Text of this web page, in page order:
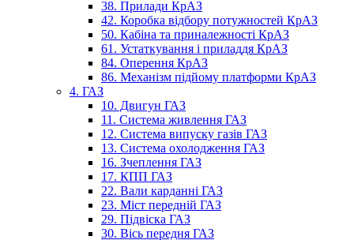
38. Прилади КрАЗ
42. Коробка відбору потужностей КрАЗ
50. Кабіна та приналежності КрАЗ
61. Устаткування і приладдя КрАЗ
84. Оперення КрАЗ
86. Механізм підйому платформи КрАЗ
4. ГАЗ
10. Двигун ГАЗ
11. Система живлення ГАЗ
12. Система випуску газів ГАЗ
13. Система охолодження ГАЗ
16. Зчеплення ГАЗ
17. КПП ГАЗ
22. Вали карданні ГАЗ
23. Міст передній ГАЗ
29. Підвіска ГАЗ
30. Вісь передня ГАЗ